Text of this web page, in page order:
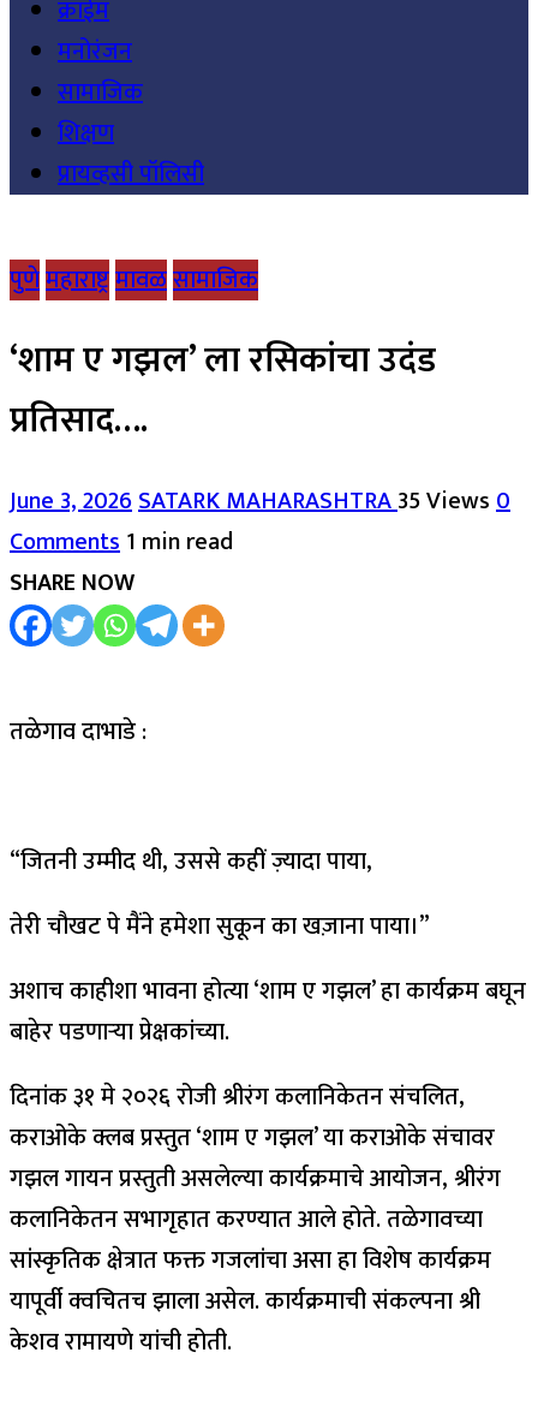
क्राईम
मनोरंजन
सामाजिक
शिक्षण
प्रायव्हसी पॉलिसी
पुणेमहाराष्ट्रमावळसामाजिक
‘शाम ए गझल’ ला रसिकांचा उदंड
प्रतिसाद….
June 3, 2026SATARK MAHARASHTRA35 Views0
Comments1 min read
SHARE NOW
तळेगाव दाभाडे :
“जितनी उम्मीद थी, उससे कहीं ज़्यादा पाया,
तेरी चौखट पे मैंने हमेशा सुकून का खज़ाना पाया।”
अशाच काहीशा भावना होत्या ‘शाम ए गझल’ हा कार्यक्रम बघून
बाहेर पडणाऱ्या प्रेक्षकांच्या.
दिनांक ३१ मे २०२६ रोजी श्रीरंग कलानिकेतन संचलित,
कराओके क्लब प्रस्तुत ‘शाम ए गझल’ या कराओके संचावर
गझल गायन प्रस्तुती असलेल्या कार्यक्रमाचे आयोजन, श्रीरंग
कलानिकेतन सभागृहात करण्यात आले होते. तळेगावच्या
सांस्कृतिक क्षेत्रात फक्त गजलांचा असा हा विशेष कार्यक्रम
यापूर्वी क्वचितच झाला असेल. कार्यक्रमाची संकल्पना श्री
केशव रामायणे यांची होती.